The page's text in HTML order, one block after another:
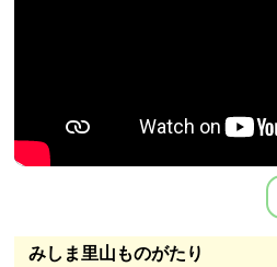
みしま里山ものがたり